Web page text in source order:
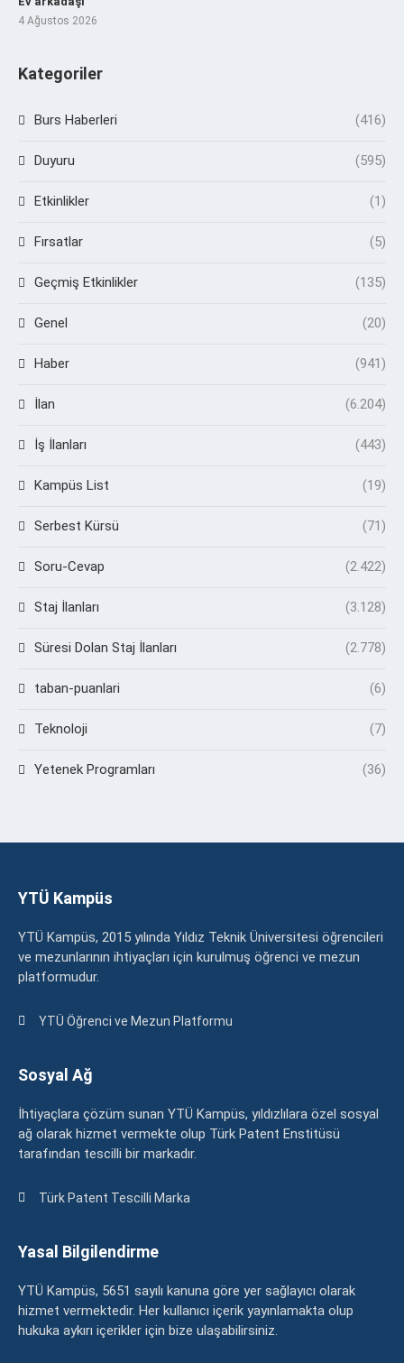
4 Ağustos 2026
Kategoriler
Burs Haberleri (416)
Duyuru (595)
Etkinlikler (1)
Fırsatlar (5)
Geçmiş Etkinlikler (135)
Genel (20)
Haber (941)
İlan (6.204)
İş İlanları (443)
Kampüs List (19)
Serbest Kürsü (71)
Soru-Cevap (2.422)
Staj İlanları (3.128)
Süresi Dolan Staj İlanları (2.778)
taban-puanlari (6)
Teknoloji (7)
Yetenek Programları (36)
YTÜ Kampüs
YTÜ Kampüs, 2015 yılında Yıldız Teknik Üniversitesi öğrencileri
ve mezunlarının ihtiyaçları için kurulmuş öğrenci ve mezun
platformudur.
YTÜ Öğrenci ve Mezun Platformu
Sosyal Ağ
İhtiyaçlara çözüm sunan YTÜ Kampüs, yıldızlılara özel sosyal
ağ olarak hizmet vermekte olup Türk Patent Enstitüsü
tarafından tescilli bir markadır.
Türk Patent Tescilli Marka
Yasal Bilgilendirme
YTÜ Kampüs, 5651 sayılı kanuna göre yer sağlayıcı olarak
hizmet vermektedir. Her kullanıcı içerik yayınlamakta olup
hukuka aykırı içerikler için bize ulaşabilirsiniz.